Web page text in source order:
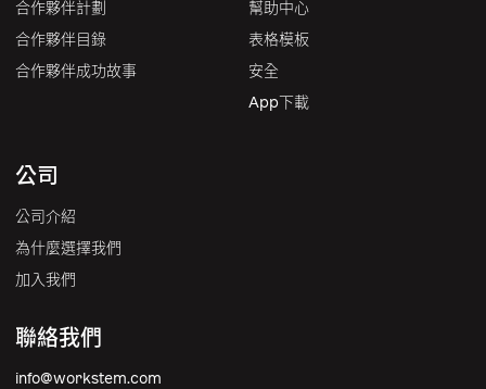
合作夥伴計劃
合作夥伴目錄
合作夥伴成功故事
幫助中心
表格模板
安全
App下載
公司
公司介紹
為什麼選擇我們
加入我們
聯絡我們
info@workstem.com